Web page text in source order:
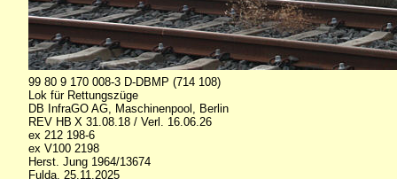
99 80 9 170 008-3 D-DBMP (714 108)
Lok für Rettungszüge
DB InfraGO AG, Maschinenpool, Berlin
REV HB X 31.08.18 / Verl. 16.06.26
ex 212 198-6
ex V100 2198
Herst. Jung 1964/13674
Fulda, 25.11.2025